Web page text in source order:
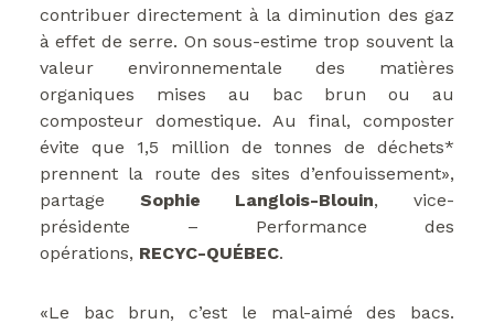
contribuer directement à la diminution des gaz
à effet de serre. On sous-estime trop souvent la
valeur environnementale des matières
organiques mises au bac brun ou au
composteur domestique. Au final, composter
évite que 1,5 million de tonnes de déchets*
prennent la route des sites d’enfouissement»,
partage Sophie Langlois-Blouin, vice-
présidente – Performance des
opérations, RECYC-QUÉBEC.
«Le bac brun, c’est le mal-aimé des bacs.